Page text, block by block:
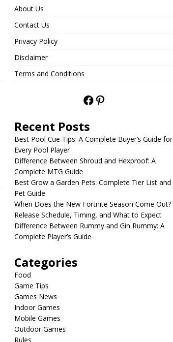
About Us
Contact Us
Privacy Policy
Disclaimer
Terms and Conditions
Recent Posts
Best Pool Cue Tips: A Complete Buyer’s Guide for
Every Pool Player
Difference Between Shroud and Hexproof: A
Complete MTG Guide
Best Grow a Garden Pets: Complete Tier List and
Pet Guide
When Does the New Fortnite Season Come Out?
Release Schedule, Timing, and What to Expect
Difference Between Rummy and Gin Rummy: A
Complete Player’s Guide
Categories
Food
Game Tips
Games News
Indoor Games
Mobile Games
Outdoor Games
Rules